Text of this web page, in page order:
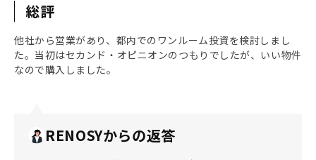
総評
他社から営業があり、都内でのワンルーム投資を検討しまし
た。当初はセカンド・オピニオンのつもりでしたが、いい物件
なので購入しました。
RENOSYからの返答